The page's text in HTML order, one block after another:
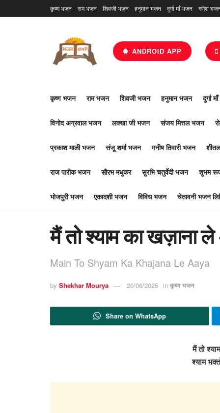
कृष्ण भजन राम भजन शिवजी भजन हनुमान भजन दुर्गा माँ भजन गणेश
ANDROID APP
कृष्ण भजन राम भजन शिवजी भजन हनुमान भजन दुर्गा
विनोद अग्रवाल भजन लक्खा जी भजन संजय मित्तल भजन
प्रकाश माली भजन संजू शर्मा भजन मनीष तिवारी भजन
राज पारीक भजन सौरभ मधुकर सुरभि चतुर्वेदी भजन शुभम
भोजपुरी भजन एकादशी भजन विविध भजन चेतावनी भजन
मैं तो श्याम का खज़ाना
Main To Shyam Ka Khajana Le Aaya
by Shekhar Mourya 20/06/2025 in कृष्ण भजन
Share on WhatsApp
मैं तो
श्याम